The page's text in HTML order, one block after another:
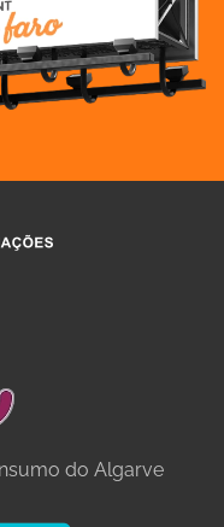
do Algarve